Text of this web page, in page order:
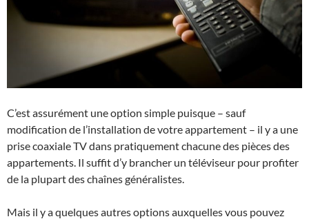
C’est assurément une option simple puisque – sauf
modification de l’installation de votre appartement – il y a une
prise coaxiale TV dans pratiquement chacune des pièces des
appartements. Il suffit d’y brancher un téléviseur pour profiter
de la plupart des chaînes généralistes.
Mais il y a quelques autres options auxquelles vous pouvez